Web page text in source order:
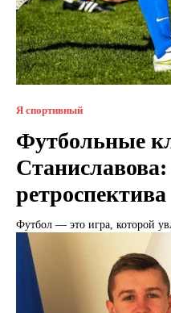
Я спортивный
Футбольные
ретроспектива
Футбол — это игра, которой